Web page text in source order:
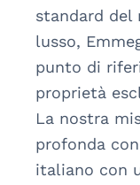
standard del
lusso,
punto di
proprietà
La nostra
profonda
italiano con